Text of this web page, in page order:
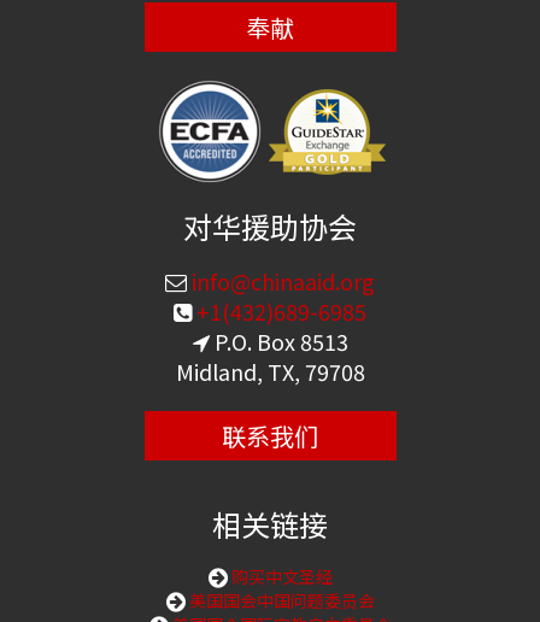
奉献
对华援助协会
info@chinaaid.org
+1(432)689-6985
P.O. Box 8513
Midland, TX, 79708
联系我们
相关链接
购买中文圣经
美国国会中国问题委员会